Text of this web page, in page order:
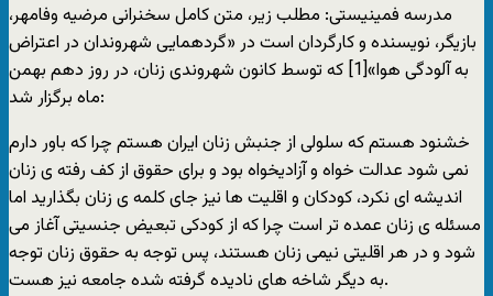
مدرسه فمینیستی: مطلب زیر، متن کامل سخنرانی مرضیه وفامهر،
بازیگر، نویسنده و کارگردان است در «گردهمایی شهروندان در اعتراض
به آلودگی هوا»[1] که توسط کانون شهروندی زنان، در روز دهم بهمن
ماه برگزار شد:
خشنود هستم که سلولی از جنبش زنان ایران هستم چرا که باور دارم
نمی شود عدالت خواه و آزادیخواه بود و برای حقوق از کف رفته ی زنان
اندیشه ای نکرد، کودکان و اقلیت ها نیز جای کلمه ی زنان بگذارید اما
مسئله ی زنان عمده تر است چرا که از کودکی تبعیض جنسیتی آغاز می
شود و در هر اقلیتی نیمی زنان هستند، پس توجه به حقوق زنان توجه
به دیگر شاخه های نادیده گرفته شده جامعه نیز هست.